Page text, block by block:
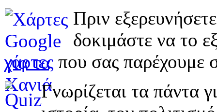
Πριν
δοκιμάστε να το
χάρτες που σας παρέχουμε
Γνωρίζεται τα πάντα